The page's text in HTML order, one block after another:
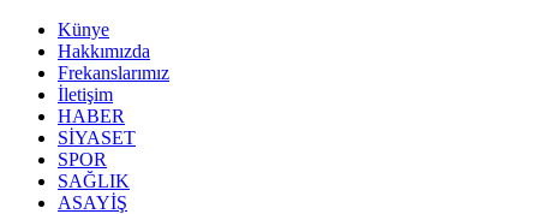
Künye
Hakkımızda
Frekanslarımız
İletişim
HABER
SİYASET
SPOR
SAĞLIK
ASAYİŞ